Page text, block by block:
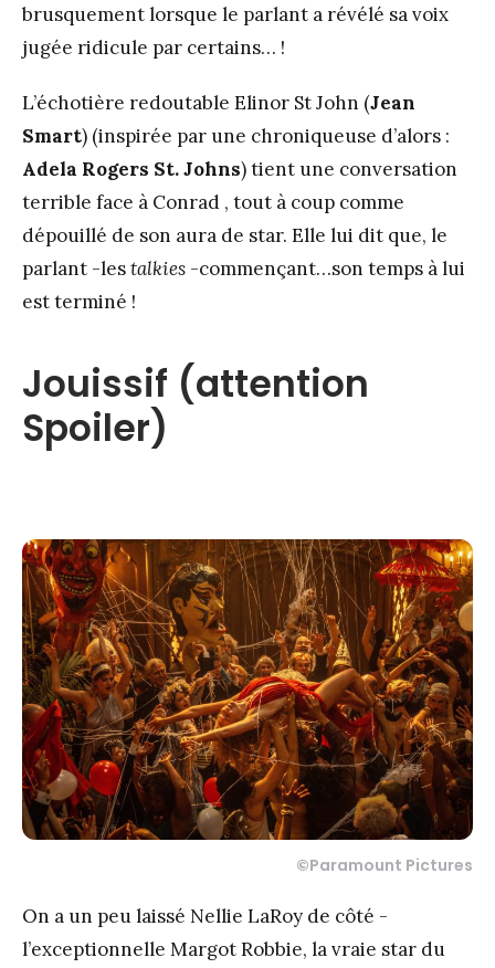
brusquement lorsque le parlant a révélé sa voix
jugée ridicule par certains… !
L’échotière redoutable Elinor St John (Jean
Smart) (inspirée par une chroniqueuse d’alors :
Adela Rogers St. Johns) tient une conversation
terrible face à Conrad , tout à coup comme
dépouillé de son aura de star. Elle lui dit que, le
parlant -lestalkies -commençant…son temps à lui
est terminé !
Jouissif (attention
Spoiler)
©Paramount Pictures
On a un peu laissé Nellie LaRoy de côté -
l’exceptionnelle Margot Robbie, la vraie star du